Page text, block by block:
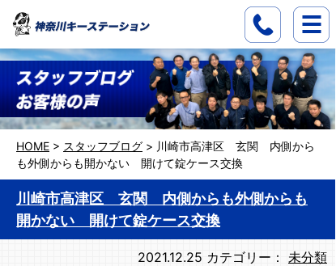
HOME > スタッフブログ > 川崎市高津区 玄関 内側から
も外側からも開かない 開けて錠ケース交換
川崎市高津区 玄関 内側からも外側からも
開かない 開けて錠ケース交換
2021.12.25 カテゴリー： 未分類